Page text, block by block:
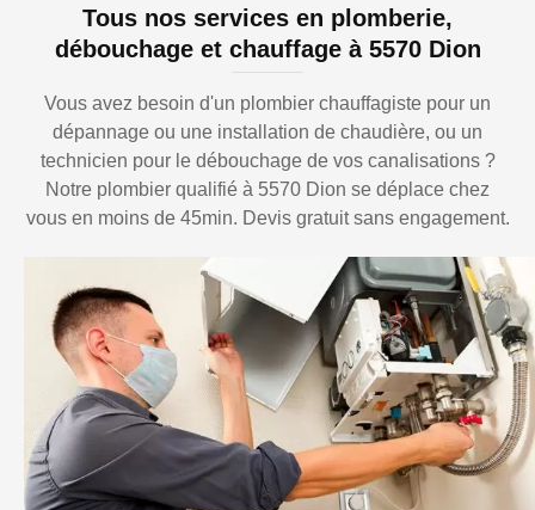
Tous nos services en plomberie,
débouchage et chauffage à 5570 Dion
Vous avez besoin d'un plombier chauffagiste pour un
dépannage ou une installation de chaudière, ou un
technicien pour le débouchage de vos canalisations ?
Notre plombier qualifié à 5570 Dion se déplace chez
vous en moins de 45min. Devis gratuit sans engagement.